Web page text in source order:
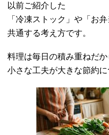
以前ご紹介した
「冷凍ストック」や「お
共通する考え方です。
料理は毎日の積み重ねだか
小さな工夫が大きな節約に